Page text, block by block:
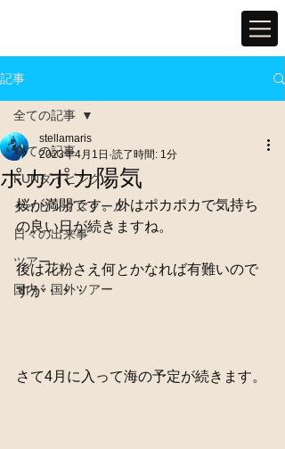
記事
全ての記事
FUNダイビング
ダイビングスクール
日々の出来事
ツアー
国内・国外ツアー
全ての記事
ポカポカ陽気
stellamaris
2023年4月1日 読了時間: 1分
桜が満開です。外はポカポカで気持ち
の良い日が続きますね。
後は花粉さえ何とかなれば有難いので
すが・・・
さて4月に入って海の予定が続きます。